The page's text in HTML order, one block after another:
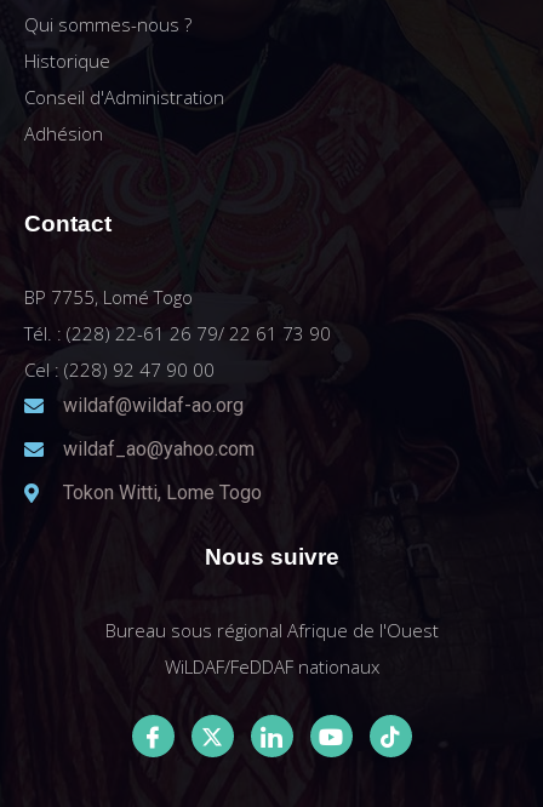
Qui sommes-nous ?
Historique
Conseil d'Administration
Adhésion
Contact
BP 7755, Lomé Togo
Tél. : (228) 22-61 26 79/ 22 61 73 90
Cel : (228) 92 47 90 00
wildaf@wildaf-ao.org
wildaf_ao@yahoo.com
Tokon Witti, Lome Togo
Nous suivre
Bureau sous régional Afrique de l'Ouest
WiLDAF/FeDDAF nationaux